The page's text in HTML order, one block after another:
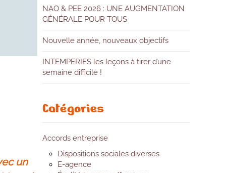
un
NAO & PEE 2026 : UNE AUGMENTATION
GÉNÉRALE POUR TOUS
Nouvelle année, nouveaux objectifs
INTEMPERIES les leçons à tirer d’une
semaine difficile !
Catégories
Accords entreprise
Dispositions sociales diverses
E-agence